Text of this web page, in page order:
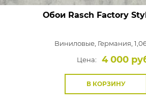
Обои Rasch Factory
Виниловые, Германия,
Цена:
4 000
В КОРЗИНУ